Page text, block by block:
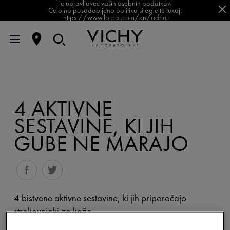
je upravljavec vaših osebnih podatkov.
Celotno posodobljeno politiko si oglejte tukaj:
https://www.loreal.com/en/adria-
4 AKTIVNE
SESTAVINE, KI JIH
GUBE NE MARAJO
4 bistvene aktivne sestavine, ki jih priporočajo
strokovnjaki za kožo